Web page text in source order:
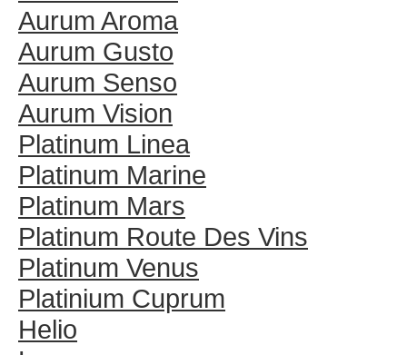
Aurum Aroma
Aurum Gusto
Aurum Senso
Aurum Vision
Platinum Linea
Platinum Marine
Platinum Mars
Platinum Route Des Vins
Platinum Venus
Platinium Cuprum
Helio